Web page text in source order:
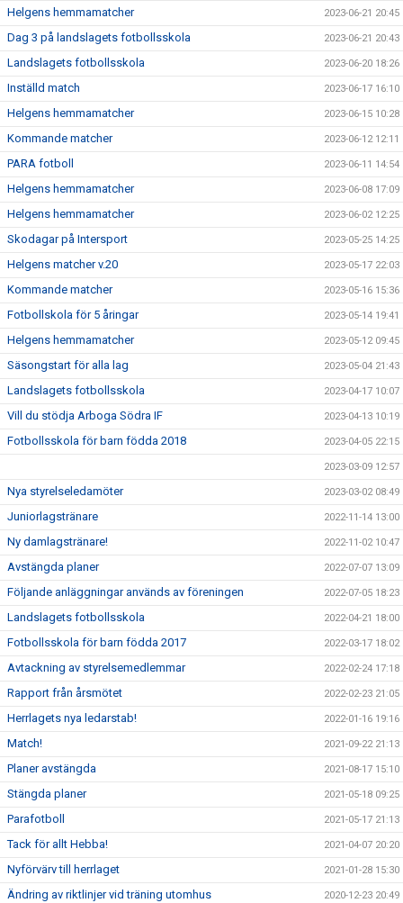
Helgens hemmamatcher 2023-06-21 20:45
Dag 3 på landslagets fotbollsskola 2023-06-21 20:43
Landslagets fotbollsskola 2023-06-20 18:26
Inställd match 2023-06-17 16:10
Helgens hemmamatcher 2023-06-15 10:28
Kommande matcher 2023-06-12 12:11
PARA fotboll 2023-06-11 14:54
Helgens hemmamatcher 2023-06-08 17:09
Helgens hemmamatcher 2023-06-02 12:25
Skodagar på Intersport 2023-05-25 14:25
Helgens matcher v.20 2023-05-17 22:03
Kommande matcher 2023-05-16 15:36
Fotbollskola för 5 åringar 2023-05-14 19:41
Helgens hemmamatcher 2023-05-12 09:45
Säsongstart för alla lag 2023-05-04 21:43
Landslagets fotbollsskola 2023-04-17 10:07
Vill du stödja Arboga Södra IF 2023-04-13 10:19
Fotbollsskola för barn födda 2018 2023-04-05 22:15
2023-03-09 12:57
Nya styrelseledamöter 2023-03-02 08:49
Juniorlagstränare 2022-11-14 13:00
Ny damlagstränare! 2022-11-02 10:47
Avstängda planer 2022-07-07 13:09
Följande anläggningar används av föreningen 2022-07-05 18:23
Landslagets fotbollsskola 2022-04-21 18:00
Fotbollsskola för barn födda 2017 2022-03-17 18:02
Avtackning av styrelsemedlemmar 2022-02-24 17:18
Rapport från årsmötet 2022-02-23 21:05
Herrlagets nya ledarstab! 2022-01-16 19:16
Match! 2021-09-22 21:13
Planer avstängda 2021-08-17 15:10
Stängda planer 2021-05-18 09:25
Parafotboll 2021-05-17 21:13
Tack för allt Hebba! 2021-04-07 20:20
Nyförvärv till herrlaget 2021-01-28 15:30
Ändring av riktlinjer vid träning utomhus 2020-12-23 20:49